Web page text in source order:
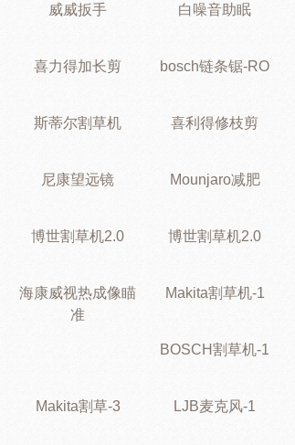
威威扳手 白噪音助眠
喜力得加长剪 bosch链条锯-RO
斯蒂尔割草机 喜利得修枝剪
尼康望远镜 Mounjaro减肥
博世割草机2.0 博世割草机2.0
海康威视热成像瞄
准
Makita割草机-1
BOSCH割草机-1
Makita割草-3 LJB麦克风-1